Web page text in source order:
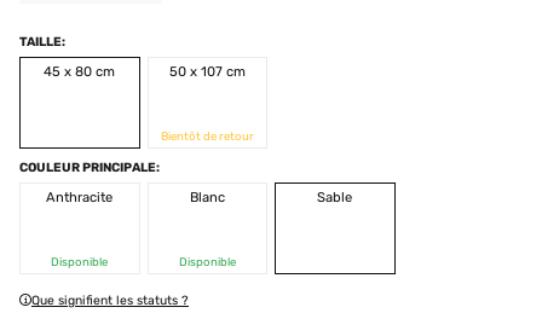
TAILLE:
45 x 80 cm
50 x 107 cm
Bientôt de retour
COULEUR PRINCIPALE:
Anthracite
Disponible
Blanc
Disponible
Sable
Que signifient les statuts ?